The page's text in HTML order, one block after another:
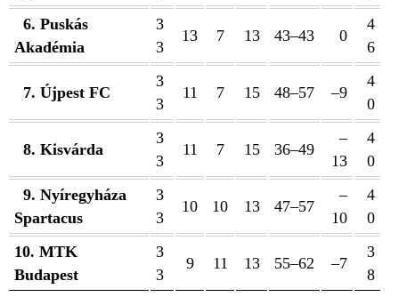
6. Puskás
Akadémia
3
3
13 7 13 43–43 0
4
6
7. Újpest FC
3
3
11 7 15 48–57 –9
4
0
8. Kisvárda
3
3
11 7 15 36–49
–
13
4
0
9. Nyíregyháza
Spartacus
3
3
10 10 13 47–57
–
10
4
0
10. MTK
Budapest
3
3
9 11 13 55–62 –7
3
8